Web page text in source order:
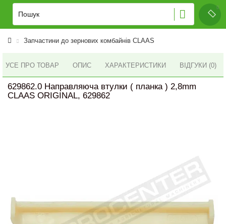
Запчастини до зернових комбайнів CLAAS
УСЕ ПРО ТОВАР ОПИС ХАРАКТЕРИСТИКИ ВІДГУКИ (0)
629862.0 Направляюча втулки ( планка ) 2,8mm
CLAAS ORIGINAL, 629862